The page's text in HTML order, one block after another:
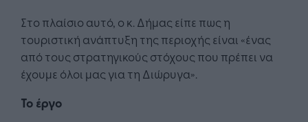
Στο πλαίσιο αυτό, ο κ. Δήμας είπε πως η
τουριστική ανάπτυξη της περιοχής είναι «ένας
από τους στρατηγικούς στόχους που πρέπει να
έχουμε όλοι μας για τη Διώρυγα».
Το έργο